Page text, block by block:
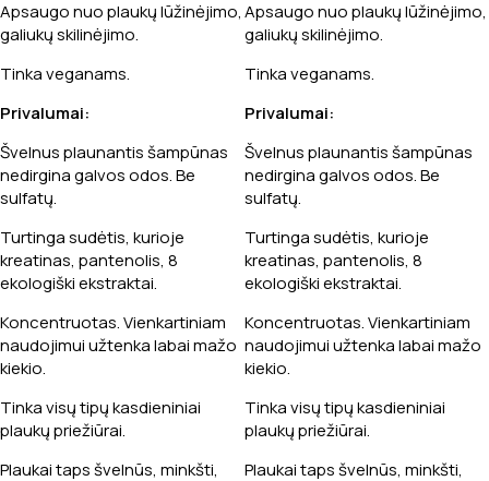
Apsaugo nuo plaukų lūžinėjimo,
galiukų skilinėjimo.
Tinka veganams.
Privalumai:
Švelnus plaunantis šampūnas
nedirgina galvos odos. Be
sulfatų.
Turtinga sudėtis, kurioje
kreatinas, pantenolis, 8
ekologiški ekstraktai.
Koncentruotas. Vienkartiniam
naudojimui užtenka labai mažo
kiekio.
Tinka visų tipų kasdieniniai
plaukų priežiūrai.
Plaukai taps švelnūs, minkšti,
Apsaugo nuo plaukų lūžinėjimo,
galiukų skilinėjimo.
Tinka veganams.
Privalumai:
Švelnus plaunantis šampūnas
nedirgina galvos odos. Be
sulfatų.
Turtinga sudėtis, kurioje
kreatinas, pantenolis, 8
ekologiški ekstraktai.
Koncentruotas. Vienkartiniam
naudojimui užtenka labai mažo
kiekio.
Tinka visų tipų kasdieniniai
plaukų priežiūrai.
Plaukai taps švelnūs, minkšti,